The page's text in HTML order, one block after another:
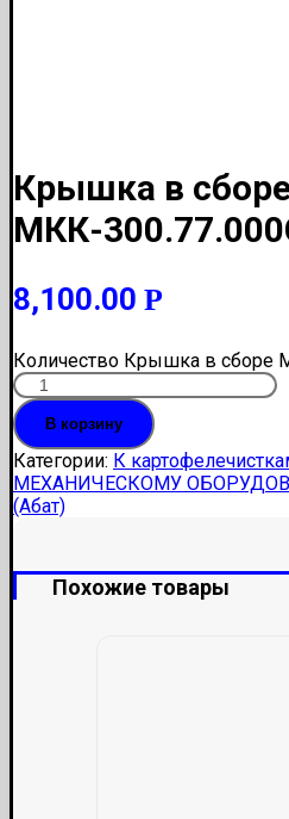
Крышка в
МКК-
8,100.00 Р
Количество Крышка в сборе
В корзину
Категории: К
МЕХАНИЧЕСКОМУ
(Абат)
Похожие товары